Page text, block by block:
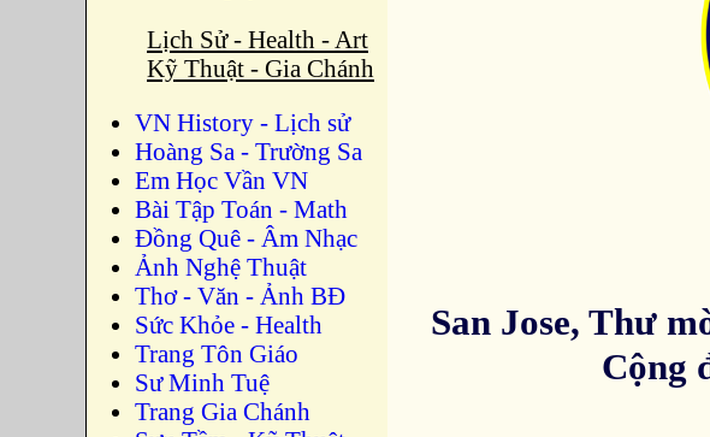
Lịch Sử - Health - Art
Kỹ Thuật - Gia Chánh
VN History - Lịch sử
Hoàng Sa - Trường Sa
Em Học Vần VN
Bài Tập Toán - Math
Đồng Quê - Âm Nhạc
Ảnh Nghệ Thuật
Thơ - Văn - Ảnh BĐ
Sức Khỏe - Health
Trang Tôn Giáo
Sư Minh Tuệ
Trang Gia Chánh
San Jose, Thư
Cộng